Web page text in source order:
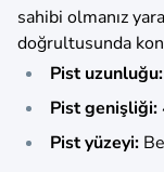
sahibi olmanız
doğrultusunda
Pist uzunluğu:
Pist genişliği:
Pist yüzeyi: